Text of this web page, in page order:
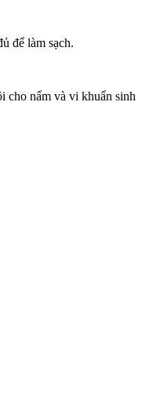
để làm sạch.
cho nấm và vi khuẩn sinh